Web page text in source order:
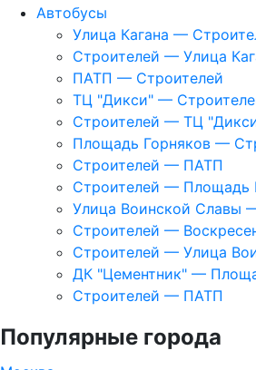
Автобусы
Улица Кагана —
Строителей — Улица
ПАТП — Строителей
ТЦ "Дикси" —
Строителей — ТЦ
Площадь Горняков —
Строителей — ПАТП
Строителей — Площадь
Улица Воинской Славы
Строителей —
Строителей — Улица
ДК "Цементник" —
Строителей — ПАТП
Популярные города